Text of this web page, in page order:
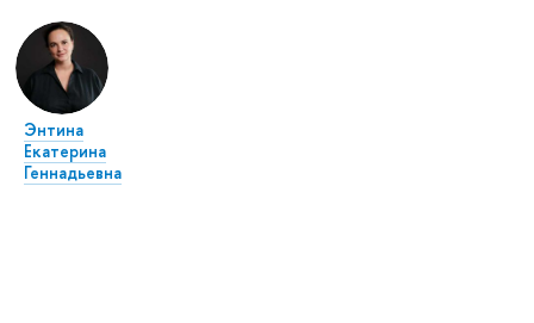
Энтина
Екатерина
Геннадьевна